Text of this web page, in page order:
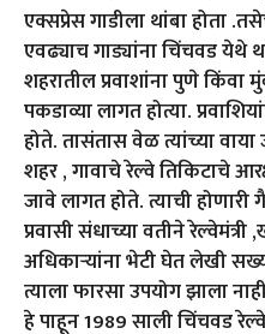
एक्सप्रेस गाडीला थांबा होता
एवढ्याच गाड्यांना चिंचवड येथे
शहरातील प्रवाशांना पुणे
पकडाव्या लागत होत्या.
होते. तासंतास वेळ त्यांच्या वाया
शहर , गावाचे रेल्वे तिकिटाचे
जावे लागत होते. त्याची होणारी
प्रवासी संधाच्या वतीने
अधिकाऱ्यांना भेटी घेत लेखी
त्याला फारसा उपयोग झाला
हे पाहून 1989 साली चिंचवड